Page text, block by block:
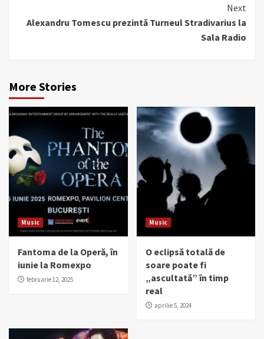
Next
Alexandru Tomescu prezintă Turneul Stradivarius la
Sala Radio
More Stories
Music
Fantoma de la Operă, în
iunie la Romexpo
februarie 12, 2025
Music
O eclipsă totală de
soare poate fi
„ascultată” în timp
real
aprilie 5, 2024